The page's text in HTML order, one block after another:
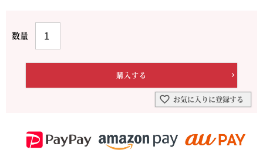
お気に入りに登録する